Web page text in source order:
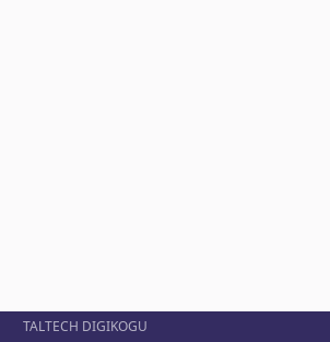
TALTECH DIGIKOGU